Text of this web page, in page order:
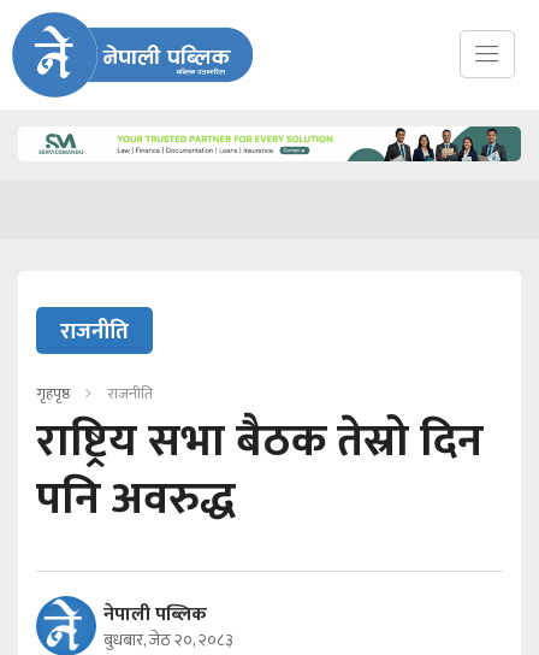
राजनीति
गृहपृष्ठ राजनीति
राष्ट्रिय सभा बैठक तेस्रो दिन
पनि अवरुद्ध
नेपाली पब्लिक
बुधबार, जेठ २०, २०८३